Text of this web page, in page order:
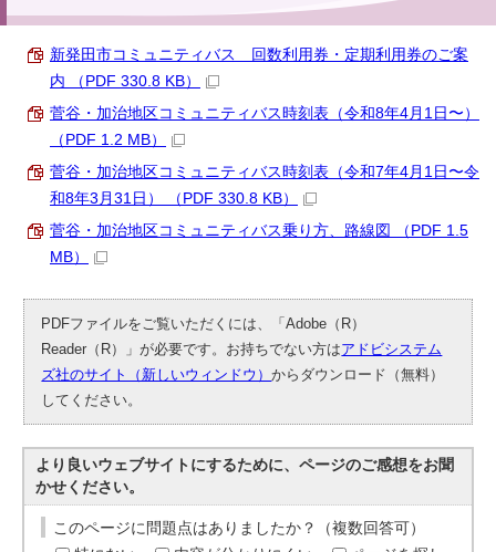
新発田市コミュニティバス 回数利用券・定期利用券のご案
内 （PDF 330.8 KB）
菅谷・加治地区コミュニティバス時刻表（令和8年4月1日〜）
（PDF 1.2 MB）
菅谷・加治地区コミュニティバス時刻表（令和7年4月1日〜令
和8年3月31日） （PDF 330.8 KB）
菅谷・加治地区コミュニティバス乗り方、路線図 （PDF 1.5
MB）
PDFファイルをご覧いただくには、「Adobe（R）
Reader（R）」が必要です。お持ちでない方はアドビシステム
ズ社のサイト（新しいウィンドウ）からダウンロード（無料）
してください。
より良いウェブサイトにするために、ページのご感想をお聞
かせください。
このページに問題点はありましたか？（複数回答可）